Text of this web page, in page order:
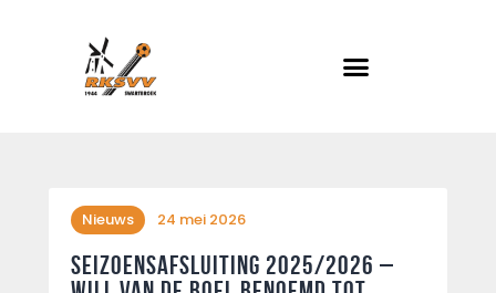
Actueel
Teams
Club info
Nieuws 24 mei 2026
Seizoensafsluiting 2025/2026 –